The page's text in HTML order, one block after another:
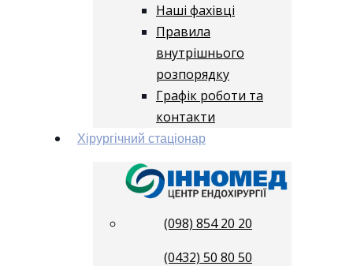
Наші фахівці
Правила
внутрішнього
розпорядку
Графік роботи та
контакти
Хірургічний стаціонар
(098) 854 20 20
(0432) 50 80 50